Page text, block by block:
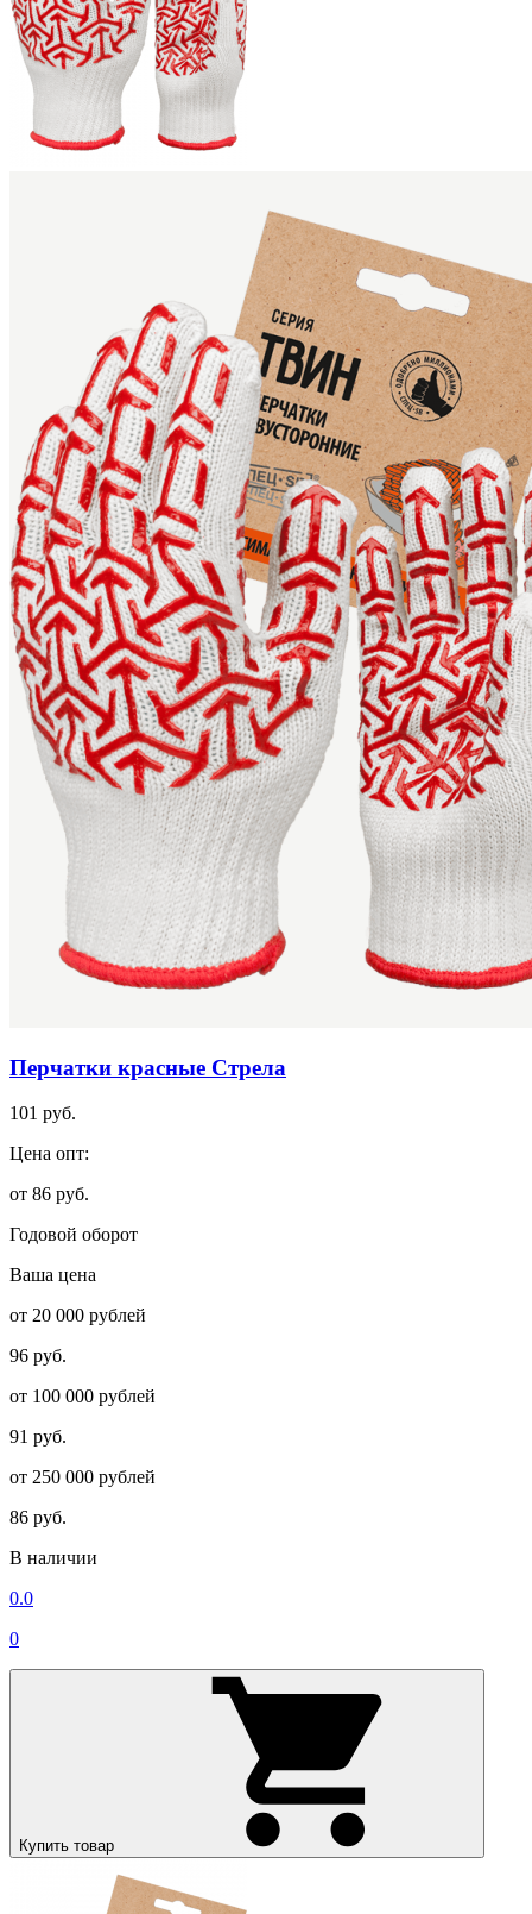
Перчатки красные Стрела
101 руб.
Цена опт:
от 86 руб.
Годовой оборот
Ваша цена
от 20 000 рублей
96 руб.
от 100 000 рублей
91 руб.
от 250 000 рублей
86 руб.
В наличии
0.0
0
Купить товар